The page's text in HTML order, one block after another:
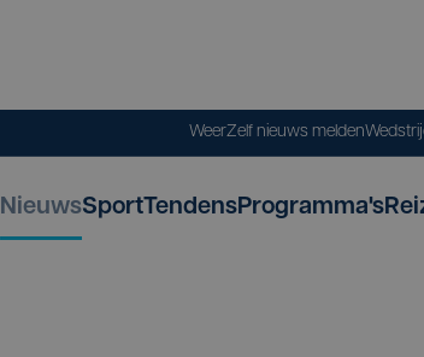
WeerZelf nieuws melden
NieuwsSportTendensProgramma's